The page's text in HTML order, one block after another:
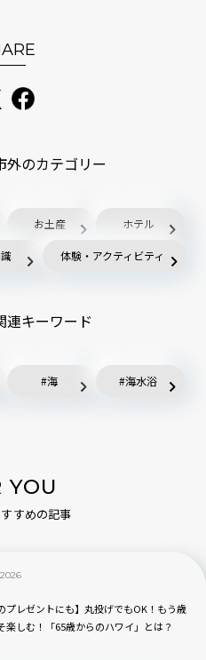
外のカテゴリー
お土産 ホテル
体験・アクティビティ
連キーワード
海 海水浴
YOU
すめの記事
プレゼントにも】丸投げでもOK！もう歳
楽しむ！「65歳からのハワイ」とは？